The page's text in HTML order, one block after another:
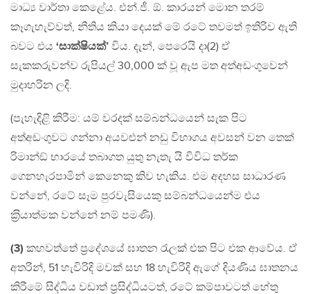
මාධ්‍ය වාර්තා කෙළේය. එන්.ජී. ඕ. කාරයන් මොන තරම්
කෑගැහැව්වත්, නීතිය කියා දෙයක් මේ රටේ තවමත් ඉතිරිව ඇති
බවට එය ‘සාක්ෂියක්’ විය. දැන්, පෙරෙයි දා(2) ඒ
සැකකරුවන්ව රුපියල් 30,000 ක් වූ ඇප මත අත්අඩංගුවෙන්
මුදාහරින ලදි.
(පැහැදිළි කිරීම: යම් වරදක් සම්බන්ධයෙන් සැක පිට
අත්අඩංගුවට ගන්නා අයවළුන් නඩු විභාගය අවසන් වන තෙක්
රිමාන්ඞ් භාරයේ තබාගත යුතු නැතැ යි විවිධ තර්ක
ගෙනහැරපාමින් කෙනෙකු කිව හැකිය. එම අදහස සාධාරණ
වන්නේ, රටේ සෑම පුරවැසියෙකු සම්බන්ධයෙන්ම එය
ක‍්‍රියාත්මක වන්නේ නම් පමණි).
(3) කහවත්තේ ප‍්‍රදේශයේ ඝාතන රැලක් එක පිට එක ආවේය. ඒ
අතරින්, 51 හැවිරිදි මවක් සහ 18 හැවිරිදි ඇගේ දියණිය ඝාතනය
කිරීමේ සිද්ධිය වඩාත් ප‍්‍රසිද්ධියටත්, රටේ කම්පාවටත් හේතු